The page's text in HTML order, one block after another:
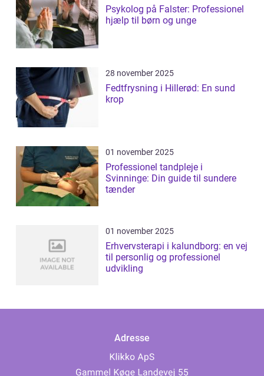
Psykolog på Falster: Professionel
hjælp til børn og unge
28 november 2025
Fedtfrysning i Hillerød: En sund
krop
01 november 2025
Professionel tandpleje i
Svinninge: Din guide til sundere
tænder
01 november 2025
Erhvervsterapi i kalundborg: en vej
til personlig og professionel
udvikling
Adresse